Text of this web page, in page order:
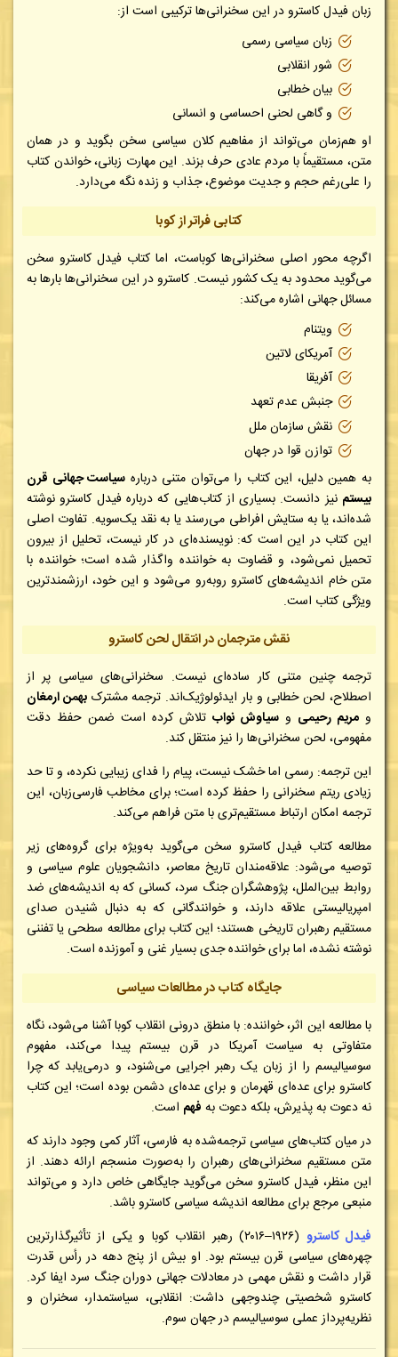
زبان فیدل کاسترو در این سخنرانی‌ها ترکیبی است از:
زبان سیاسی رسمی
شور انقلابی
بیان خطابی
و گاهی لحنی احساسی و انسانی
او هم‌زمان می‌تواند از مفاهیم کلان سیاسی سخن بگوید و در همان
متن، مستقیماً با مردم عادی حرف بزند. این مهارت زبانی، خواندن کتاب
را علی‌رغم حجم و جدیت موضوع، جذاب و زنده نگه می‌دارد.
کتابی فراتر از کوبا
اگرچه محور اصلی سخنرانی‌ها کوباست، اما کتاب فیدل کاسترو سخن
می‌گوید محدود به یک کشور نیست. کاسترو در این سخنرانی‌ها بارها به
مسائل جهانی اشاره می‌کند:
ویتنام
آمریکای لاتین
آفریقا
جنبش عدم تعهد
نقش سازمان ملل
توازن قوا در جهان
به همین دلیل، این کتاب را می‌توان متنی درباره سیاست جهانی قرن
بیستم نیز دانست. بسیاری از کتاب‌هایی که درباره فیدل کاسترو نوشته
شده‌اند، یا به ستایش افراطی می‌رسند یا به نقد یک‌سویه. تفاوت اصلی
این کتاب در این است که:نویسنده‌ای در کار نیست، تحلیل از بیرون
تحمیل نمی‌شود، و قضاوت به خواننده واگذار شده است؛خواننده با
متن خام اندیشه‌های کاسترو روبه‌رو می‌شود و این خود، ارزشمندترین
ویژگی کتاب است.
نقش مترجمان در انتقال لحن کاسترو
ترجمه چنین متنی کار ساده‌ای نیست. سخنرانی‌های سیاسی پر از
اصطلاح، لحن خطابی و بار ایدئولوژیک‌اند. ترجمه مشترکبهمن ارمغان
و مریم رحیمی و سیاوش نواب تلاش کرده است ضمن حفظ دقت
مفهومی، لحن سخنرانی‌ها را نیز منتقل کند.
این ترجمه: رسمی اما خشک نیست،پیام را فدای زیبایی نکرده، و تا حد
زیادی ریتم سخنرانی را حفظ کرده است؛برای مخاطب فارسی‌زبان، این
ترجمه امکان ارتباط مستقیم‌تری با متن فراهم می‌کند.
مطالعه کتاب فیدل کاسترو سخن می‌گوید به‌ویژه برای گروه‌های زیر
توصیه می‌شود: علاقه‌مندان تاریخ معاصر، دانشجویان علوم سیاسی و
روابط بین‌الملل، پژوهشگران جنگ سرد، کسانی که به اندیشه‌های ضد
امپریالیستی علاقه دارند، وخوانندگانی که به دنبال شنیدن صدای
مستقیم رهبران تاریخی هستند؛ این کتاب برای مطالعه سطحی یا تفننی
نوشته نشده، اما برای خواننده جدی بسیار غنی و آموزنده است.
جایگاه کتاب در مطالعات سیاسی
با مطالعه این اثر، خواننده:با منطق درونی انقلاب کوبا آشنا می‌شود،نگاه
متفاوتی به سیاست آمریکا در قرن بیستم پیدا می‌کند، مفهوم
سوسیالیسم را از زبان یک رهبر اجرایی می‌شنود، و درمی‌یابد که چرا
کاسترو برای عده‌ای قهرمان و برای عده‌ای دشمن بوده است؛ این کتاب
نه دعوت به پذیرش، بلکه دعوت به فهم است.
در میان کتاب‌های سیاسی ترجمه‌شده به فارسی، آثار کمی وجود دارند که
متن مستقیم سخنرانی‌های رهبران را به‌صورت منسجم ارائه دهند. از
این منظر، فیدل کاسترو سخن می‌گوید جایگاهی خاص دارد و می‌تواند
منبعی مرجع برای مطالعه اندیشه سیاسی کاسترو باشد.
فیدل کاسترو
(۱۹۲۶–۲۰۱۶) رهبر انقلاب کوبا و یکی از تأثیرگذارترین
چهره‌های سیاسی قرن بیستم بود. او بیش از پنج دهه در رأس قدرت
قرار داشت و نقش مهمی در معادلات جهانی دوران جنگ سرد ایفا کرد.
کاسترو شخصیتی چندوجهی داشت: انقلابی، سیاستمدار، سخنران و
نظریه‌پرداز عملی سوسیالیسم در جهان سوم.